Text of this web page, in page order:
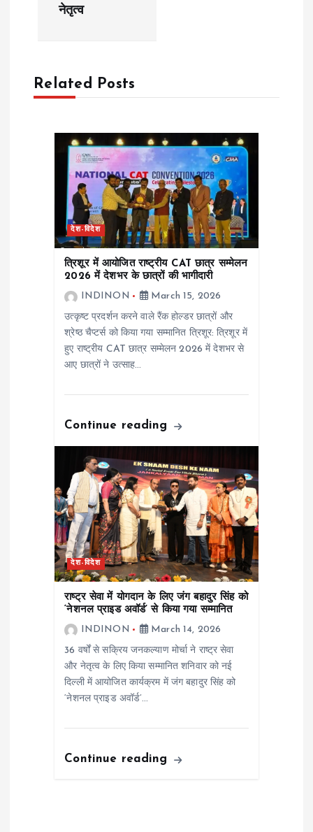
नेतृत्व
Related Posts
देश-विदेश
त्रिशूर में आयोजित राष्ट्रीय CAT छात्र सम्मेलन
2026 में देशभर के छात्रों की भागीदारी
INDINON
March 15, 2026
उत्कृष्ट प्रदर्शन करने वाले रैंक होल्डर छात्रों और
श्रेष्ठ चैप्टर्स को किया गया सम्मानित त्रिशूर: त्रिशूर में
हुए राष्ट्रीय CAT छात्र सम्मेलन 2026 में देशभर से
आए छात्रों ने उत्साह…
Continue reading
देश-विदेश
राष्ट्र सेवा में योगदान के लिए जंग बहादुर सिंह को
‘नेशनल प्राइड अवॉर्ड’ से किया गया सम्मानित
INDINON
March 14, 2026
36 वर्षों से सक्रिय जनकल्याण मोर्चा ने राष्ट्र सेवा
और नेतृत्व के लिए किया सम्मानित शनिवार को नई
दिल्ली में आयोजित कार्यक्रम में जंग बहादुर सिंह को
‘नेशनल प्राइड अवॉर्ड’…
Continue reading